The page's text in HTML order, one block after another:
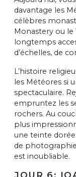
davantage les
célèbres
Monastery ou le
longtemps
d’échelles, de
L’histoire
les Météores si
spectaculaire.
empruntez les
rochers. Au
plus
une teinte
de
est inoubliable.
JOUR 6: